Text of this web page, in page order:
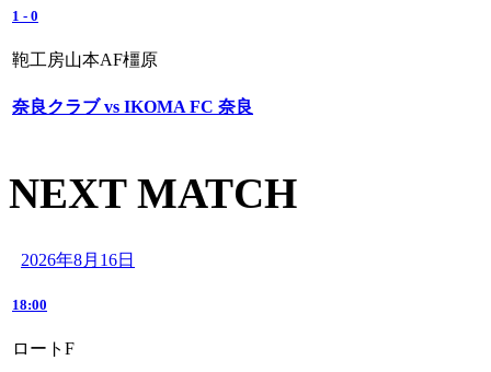
1 - 0
鞄工房山本AF橿原
奈良クラブ vs IKOMA FC 奈良
NEXT MATCH
2026年8月16日
18:00
ロートF